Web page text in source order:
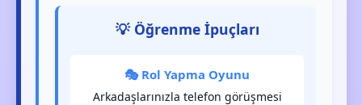
💡 Öğrenme İpuçları
🎭 Rol Yapma Oyunu
Arkadaşlarınızla telefon görüşmesi